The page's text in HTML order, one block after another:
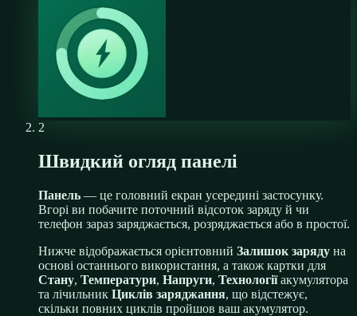
2
Швидкий огляд панелі
Панель — це головний екран усередині застосунку.
Вгорі ви побачите поточний відсоток заряду й чи
телефон зараз заряджається, розряджається або в простої.
Нижче відображається орієнтовний Залишок заряду на
основі останнього використання, а також картки для
Стану, Температури, Напруги, Технології акумулятора
та лічильник Циклів заряджання, що відстежує,
скільки повних циклів пройшов ваш акумулятор.